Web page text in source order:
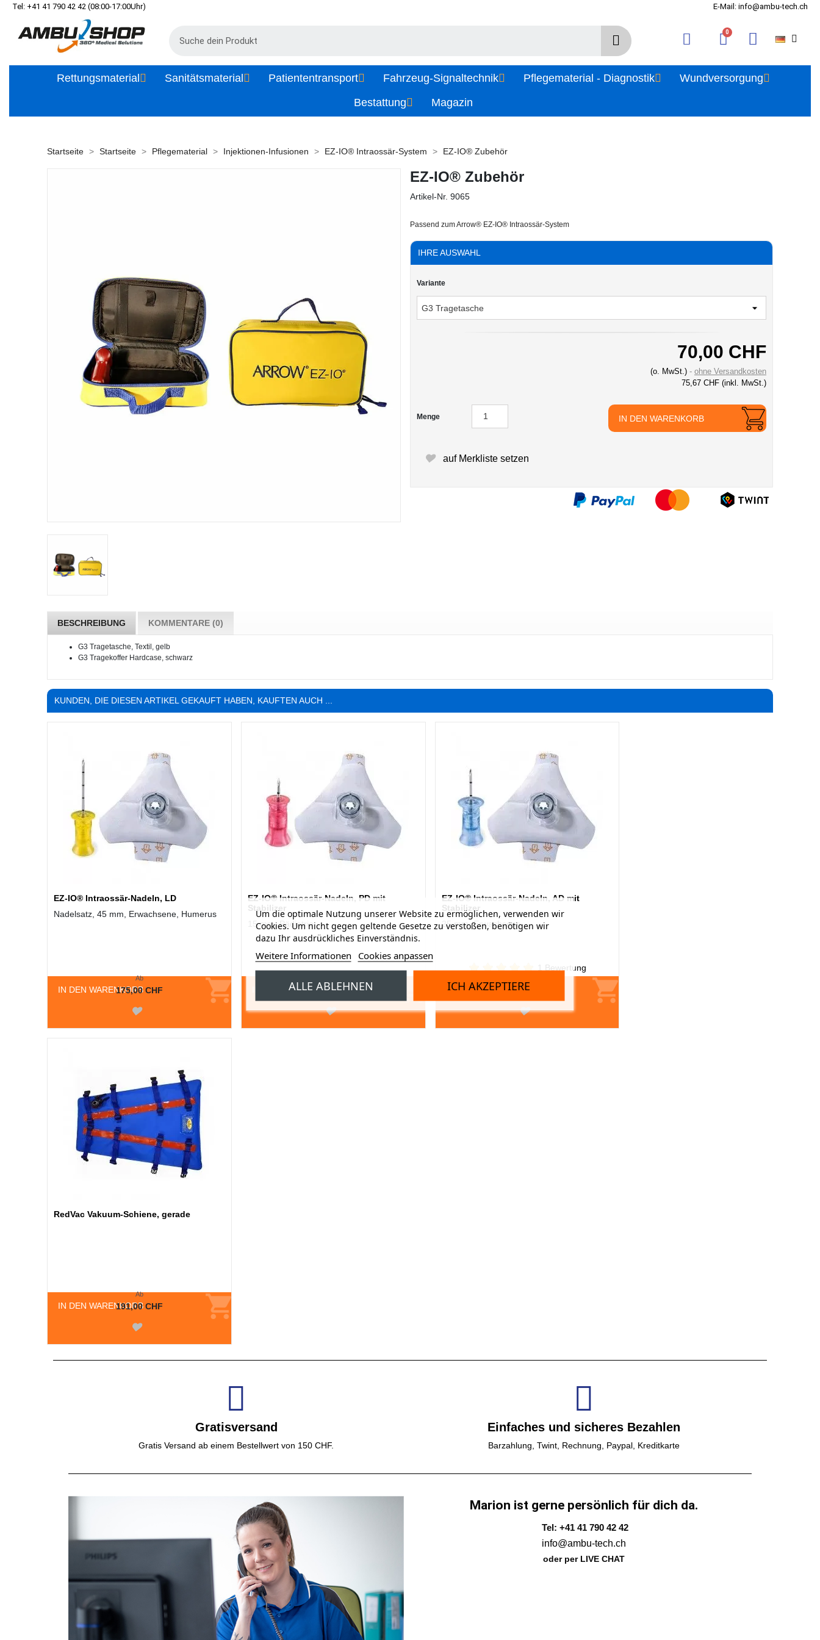
Tel: +41 41 790 42 42 (08:00-17:00Uhr) E-Mail: info@ambu-tech.ch
Rettungsmaterial Sanitätsmaterial Patiententransport Fahrzeug-Signaltechnik Pflegematerial - Diagnostik
Wundversorgung
Bestattung
Magazin
Startseite Startseite Pflegematerial Injektionen-Infusionen EZ-IO® Intraossär-System EZ-IO® Zubehör
EZ-IO® Zubehör
Artikel-Nr. 9065
Passend zum Arrow® EZ-IO® Intraossär-System
IHRE AUSWAHL
Variante
70,00 CHF
(o. MwSt.)
ohne Versandkosten
75,67 CHF (inkl. MwSt.)
Menge IN DEN WARENKORB
auf Merkliste setzen
BESCHREIBUNG KOMMENTARE (0)
G3 Tragetasche, Textil, gelb
G3 Tragekoffer Hardcase, schwarz
KUNDEN, DIE DIESEN ARTIKEL GEKAUFT HABEN, KAUFTEN AUCH ...
EZ-IO® Intraossär-Nadeln, LD
Nadelsatz, 45 mm, Erwachsene, Humerus
IN DEN WARENKORB
Ab
175,00 CHF
EZ-IO® Intraossär-Nadeln, PD mit
Stabilizer
15 mm, Pädiatrie
IN DEN WARENKORB
175,00 CHF
EZ-IO® Intraossär-Nadeln, AD mit
Stabilizer
25 mm, Erwachsene
IN DEN WARENKORB
175,00 CHF
1 Bewertung
RedVac Vakuum-Schiene, gerade
IN DEN WARENKORB
Ab
191,00 CHF
Gratisversand
Gratis Versand ab einem Bestellwert von 150 CHF.
Einfaches und sicheres Bezahlen
Barzahlung, Twint, Rechnung, Paypal, Kreditkarte
Marion ist gerne persönlich für dich da.
Tel: +41 41 790 42 42
info@ambu-tech.ch
oder per LIVE CHAT
Um die optimale Nutzung unserer Website zu ermöglichen, verwenden wir
Cookies. Um nicht gegen geltende Gesetze zu verstoßen, benötigen wir
dazu Ihr ausdrückliches Einverständnis.
Weitere Informationen Cookies anpassen
ALLE ABLEHNEN ICH AKZEPTIERE